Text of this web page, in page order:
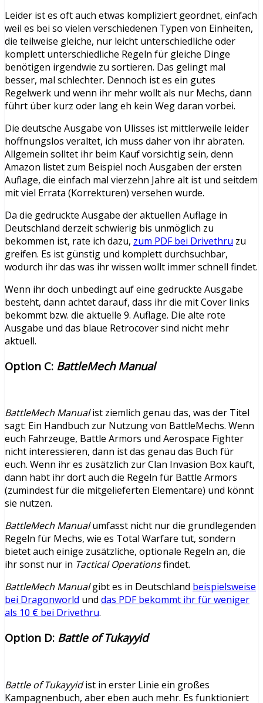
Leider ist es oft auch etwas kompliziert geordnet, einfach
weil es bei so vielen verschiedenen Typen von Einheiten,
die teilweise gleiche, nur leicht unterschiedliche oder
komplett unterschiedliche Regeln für gleiche Dinge
benötigen irgendwie zu sortieren. Das gelingt mal
besser, mal schlechter. Dennoch ist es ein gutes
Regelwerk und wenn ihr mehr wollt als nur Mechs, dann
führt über kurz oder lang eh kein Weg daran vorbei.
Die deutsche Ausgabe von Ulisses ist mittlerweile leider
hoffnungslos veraltet, ich muss daher von ihr abraten.
Allgemein solltet ihr beim Kauf vorsichtig sein, denn
Amazon listet zum Beispiel noch Ausgaben der ersten
Auflage, die einfach mal vierzehn Jahre alt ist und seitdem
mit viel Errata (Korrekturen) versehen wurde.
Da die gedruckte Ausgabe der aktuellen Auflage in
Deutschland derzeit schwierig bis unmöglich zu
bekommen ist, rate ich dazu, zum PDF bei Drivethru zu
greifen. Es ist günstig und komplett durchsuchbar,
wodurch ihr das was ihr wissen wollt immer schnell findet.
Wenn ihr doch unbedingt auf eine gedruckte Ausgabe
besteht, dann achtet darauf, dass ihr die mit Cover links
bekommt bzw. die aktuelle 9. Auflage. Die alte rote
Ausgabe und das blaue Retrocover sind nicht mehr
aktuell.
Option C: BattleMech Manual
BattleMech Manualist ziemlich genau das, was der Titel
sagt: Ein Handbuch zur Nutzung von BattleMechs. Wenn
euch Fahrzeuge, Battle Armors und Aerospace Fighter
nicht interessieren, dann ist das genau das Buch für
euch. Wenn ihr es zusätzlich zur Clan Invasion Box kauft,
dann habt ihr dort auch die Regeln für Battle Armors
(zumindest für die mitgelieferten Elementare) und könnt
sie nutzen.
BattleMech Manualumfasst nicht nur die grundlegenden
Regeln für Mechs, wie es Total Warfare tut, sondern
bietet auch einige zusätzliche, optionale Regeln an, die
ihr sonst nur in Tactical Operationsfindet.
BattleMech Manualgibt es in Deutschland beispielsweise
bei Dragonworld und das PDF bekommt ihr für weniger
als 10 € bei Drivethru.
Option D: Battle of Tukayyid
Battle of Tukayyidist in erster Linie ein großes
Kampagnenbuch, aber eben auch mehr. Es funktioniert